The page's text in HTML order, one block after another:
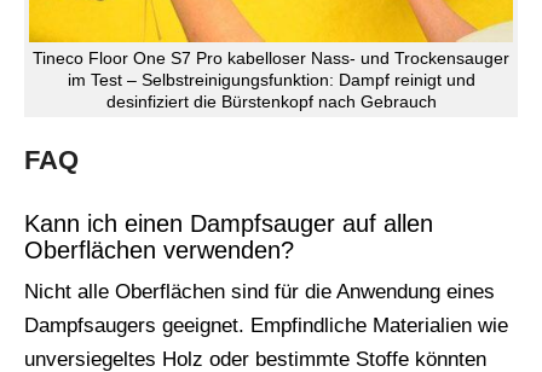
Tineco Floor One S7 Pro kabelloser Nass- und Trockensauger
im Test – Selbstreinigungsfunktion: Dampf reinigt und
desinfiziert die Bürstenkopf nach Gebrauch
FAQ
Kann ich einen Dampfsauger auf allen
Oberflächen verwenden?
Nicht alle Oberflächen sind für die Anwendung eines
Dampfsaugers geeignet. Empfindliche Materialien wie
unversiegeltes Holz oder bestimmte Stoffe könnten